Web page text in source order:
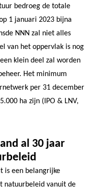
bedroeg de totale
1 januari 2023 bijna
NNN zal niet alles
van het oppervlak is nog
klein deel zal worden
Het minimum
per 31 december
ha zijn (IPO & LNV,
al 30 jaar
is een belangrijke
natuurbeleid vanuit de